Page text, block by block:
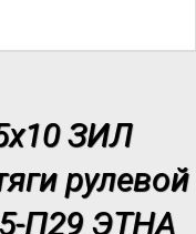
ЗИЛ
рулевой
П29 ЭТНА